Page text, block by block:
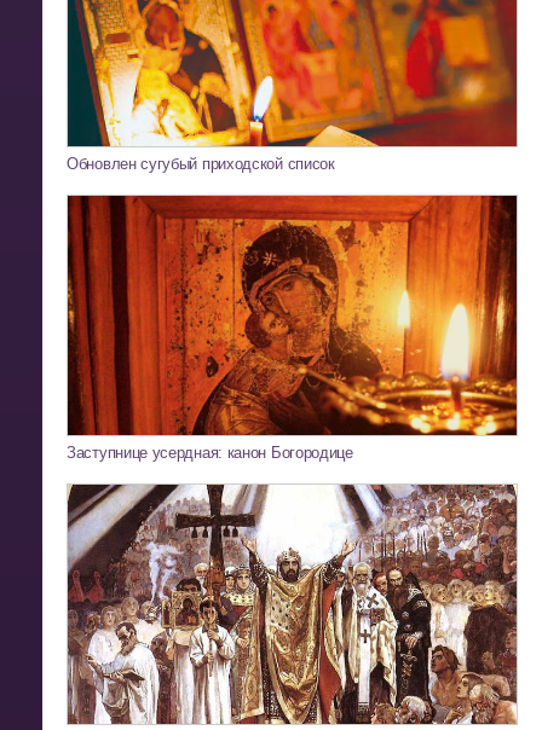
Обновлен сугубый приходской список
Заступнице усердная: канон Богородице